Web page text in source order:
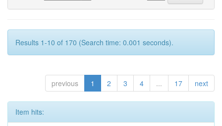
Results 1-10 of 170 (Search time: 0.001 seconds).
previous 1 2 3 4 ... 17 next
Item hits: